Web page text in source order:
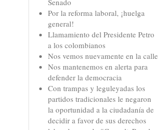
Por la reforma laboral, ¡huelga
general!
Llamamiento del Presidente Petro
a los colombianos
Nos vemos nuevamente en la calle
Nos mantenemos en alerta para
defender la democracia
Con trampas y leguleyadas los
partidos tradicionales le negaron
la oportunidad a la ciudadanía de
decidir a favor de sus derechos